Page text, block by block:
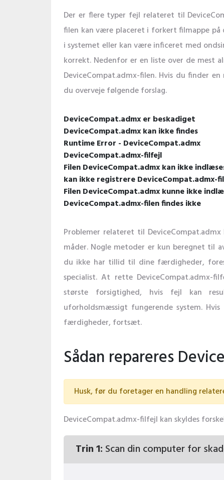
Der er flere typer fejl relateret til
filen kan være placeret i forkert filmappe
i systemet eller kan være inficeret med
korrekt. Nedenfor er en liste over de mest
DeviceCompat.admx-filen. Hvis du finder
du overveje følgende forslag.
DeviceCompat.admx er beskadiget
DeviceCompat.admx kan ikke findes
Runtime Error - DeviceCompat.admx
DeviceCompat.admx-filfejl
Filen DeviceCompat.admx kan ikke
kan ikke registrere DeviceCompat.admx-fil
Filen DeviceCompat.admx kunne ikke
DeviceCompat.admx-filen findes ikke
Problemer relateret til
måder. Nogle metoder er kun beregnet til
du ikke har tillid til dine færdigheder,
specialist. At rette DeviceCompat.admx-
største forsigtighed, hvis fejl kan
uforholdsmæssigt fungerende system.
færdigheder, fortsæt.
Sådan repareres
Husk, før du foretager en handling
DeviceCompat.admx-filfejl kan skyldes
Trin 1: Scan din computer for